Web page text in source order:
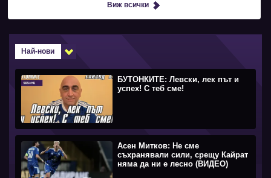
Виж всички
Най-нови
БУТОНКИТЕ: Левски, лек път и
успех! С теб сме!
Асен Митков: Не сме
съхранявали сили, срещу Кайрат
няма да ни е лесно (ВИДЕО)